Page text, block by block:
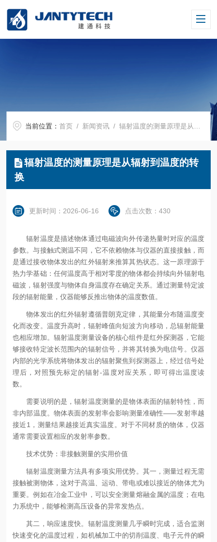
当前位置：首页 / 新闻资讯 / 辐射温度的测量原理是从辐射到温度的转换
辐射温度的测量原理是从辐射到温度的转
换
更新时间：2026-06-16 点击次数：430
辐射温度是描述物体通过电磁波向外传递热量时对应的温度
参数。与接触式测温不同，它不依赖物体与仪器的直接接触，而
是通过接收物体发出的红外辐射来推算其热状态。这一原理源于
热力学基础：任何温度高于相对零度的物体都会持续向外辐射电
磁波，辐射强度与物体自身温度存在确定关系。通过测量特定波
段的辐射能量，仪器能够反推出物体的温度数值。
物体发出的红外辐射遵循普朗克定律，其能量分布随温度变
化而改变。温度升高时，辐射峰值向短波方向移动，总辐射能量
也相应增加。辐射温度测量设备的核心组件是红外探测器，它能
够接收特定波长范围内的辐射信号，并将其转换为电信号。仪器
内部的光学系统将物体发出的辐射聚焦到探测器上，经过信号处
理后，对照预先标定的辐射-温度对应关系，即可得出温度读
数。
需要说明的是，辐射温度测量的是物体表面的辐射特性，而
非内部温度。物体表面的发射率会影响测量准确性——发射率越
接近1，测量结果越接近真实温度。对于不同材质的物体，仪器
通常需要设置相应的发射率参数。
技术优势：非接触测量的实用价值
辐射温度测量方法具有多项实用优势。其一，测量过程无需
接触被测物体，这对于高温、运动、带电或难以接近的物体尤为
重要。例如在冶金工业中，可以安全测量熔融金属的温度；在电
力系统中，能够检测高压设备的异常发热点。
其二，响应速度快。辐射温度测量几乎瞬时完成，适合监测
快速变化的温度过程，如机械加工中的切削温度、电子元件的瞬